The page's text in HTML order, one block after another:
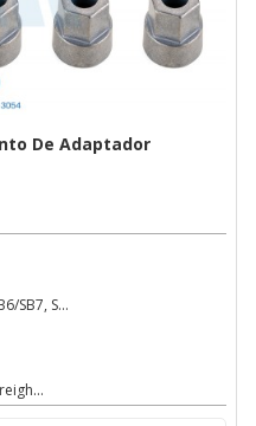
De Adaptador
SB7, S...